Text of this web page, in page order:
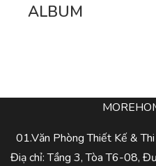
ALBUM
01.Văn Phòng Thiết Kế &
Điạ chỉ: Tầng 3, Tòa T6-08,